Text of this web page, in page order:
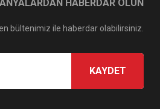
HABERDAR OLUN
bültenimiz ile haberdar olabilirsiniz.
KAYDET